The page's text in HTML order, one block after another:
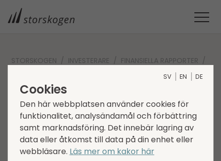
STORSKOGEN INVESTERARE
FINANSIELLA RAPPORTER
DELÅRS­RAPPORT Q2 2022
Delårs­rapport Q2 2022
2022-08-16 Regulatorisk information
”Det andra kvartalet är vanligtvis starkare än
det första för Storskogen, och 2022 var inget
SV EN DE
Cookies
Den här webbplatsen använder cookies för
funktionalitet, analysändamål och förbättring
samt marknadsföring. Det innebär lagring av
data eller åtkomst till data på din enhet eller
webbläsare. Läs mer om kakor här